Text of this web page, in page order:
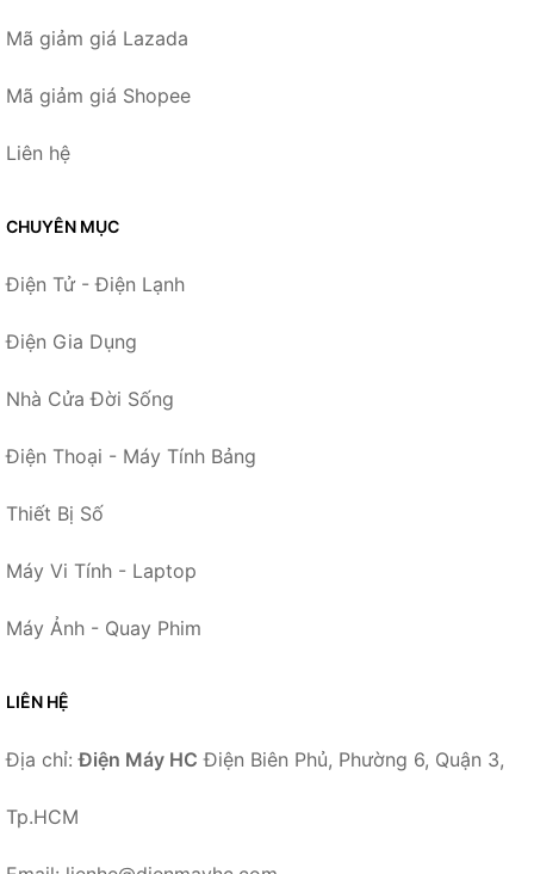
Mã giảm giá Lazada
Mã giảm giá Shopee
Liên hệ
CHUYÊN MỤC
Điện Tử - Điện Lạnh
Điện Gia Dụng
Nhà Cửa Đời Sống
Điện Thoại - Máy Tính Bảng
Thiết Bị Số
Máy Vi Tính - Laptop
Máy Ảnh - Quay Phim
LIÊN HỆ
Địa chỉ:Điện Máy HC Điện Biên Phủ, Phường 6, Quận 3,
Tp.HCM